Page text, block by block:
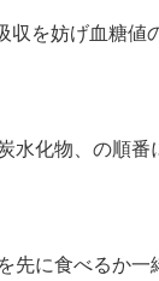
収を妨げ血糖値
水化物、の順
先に食べるか一